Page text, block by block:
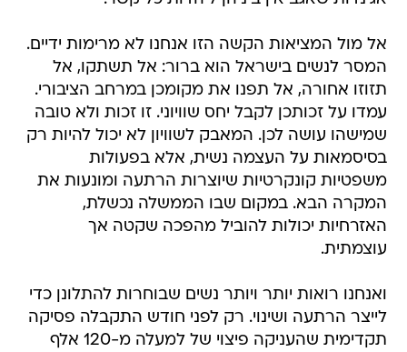
אל מול המציאות הקשה הזו אנחנו לא מרימות ידיים.
המסר לנשים בישראל הוא ברור: אל תשתקו, אל
תזוזו אחורה, אל תפנו את מקומכן במרחב הציבורי.
עמדו על זכותכן לקבל יחס שוויוני. זו זכות ולא טובה
שמישהו עושה לכן. המאבק לשוויון לא יכול להיות רק
בסיסמאות על העצמה נשית, אלא בפעולות
משפטיות קונקרטיות שיוצרות הרתעה ומונעות את
המקרה הבא. במקום שבו הממשלה נכשלת,
האזרחיות יכולות להוביל מהפכה שקטה אך
עוצמתית.
ואנחנו רואות יותר ויותר נשים שבוחרות להתלונן כדי
לייצר הרתעה ושינוי. רק לפני חודש התקבלה פסיקה
תקדימית שהעניקה פיצוי של למעלה מ-120 אלף